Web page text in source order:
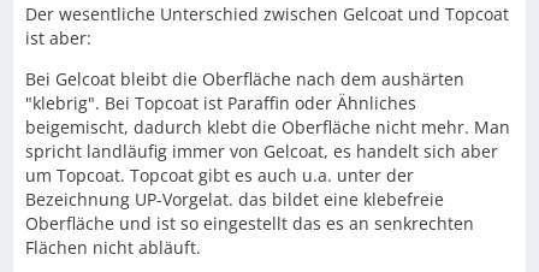
Der wesentliche Unterschied zwischen Gelcoat und Topcoat
ist aber:
Bei Gelcoat bleibt die Oberfläche nach dem aushärten
"klebrig". Bei Topcoat ist Paraffin oder Ähnliches
beigemischt, dadurch klebt die Oberfläche nicht mehr. Man
spricht landläufig immer von Gelcoat, es handelt sich aber
um Topcoat. Topcoat gibt es auch u.a. unter der
Bezeichnung UP-Vorgelat. das bildet eine klebefreie
Oberfläche und ist so eingestellt das es an senkrechten
Flächen nicht abläuft.